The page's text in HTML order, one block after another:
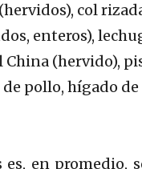
col
enteros),
China (hervido),
pollo, hígado de
en promedio,